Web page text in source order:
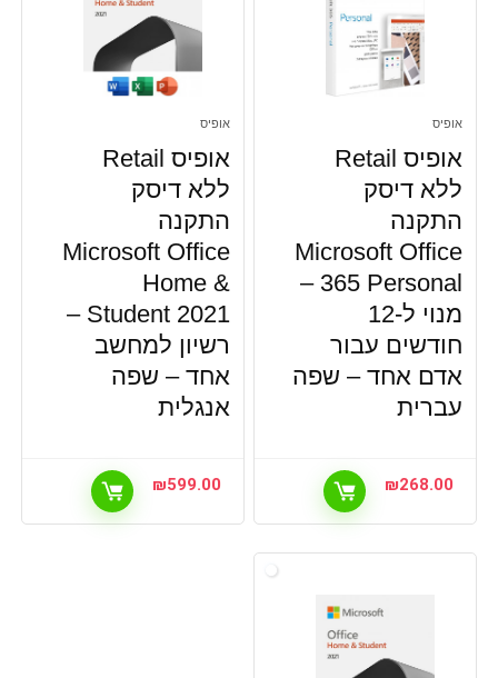
אופיס
אופיס Retail
ללא דיסק
התקנה
Microsoft Office
365 Personal –
מנוי ל-12
חודשים עבור
אדם אחד – שפה
עברית
₪268.00
אופיס
אופיס Retail
ללא דיסק
התקנה
Microsoft Office
Home &
Student 2021 –
רשיון למחשב
אחד – שפה
אנגלית
₪599.00